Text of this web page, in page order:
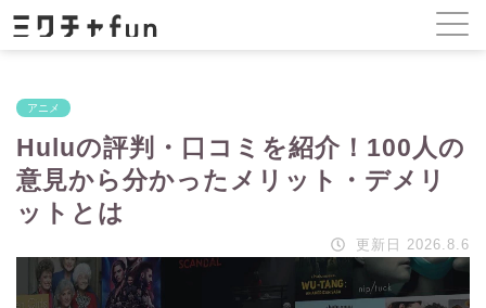
アニメ
Huluの評判・口コミを紹介！100人の
意見から分かったメリット・デメリ
ットとは
更新日 2026.8.6